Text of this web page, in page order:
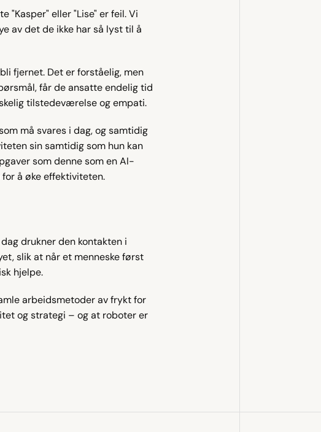
"Kasper" eller "Lise" er feil. Vi
av det de ikke har så lyst til å
fjernet. Det er forståelig, men
får de ansatte endelig tid
tilstedeværelse og empati.
må svares i dag, og samtidig
sin samtidig som hun kan
som denne som en AI-
å øke effektiviteten.
drukner den kontakten i
slik at når et menneske først
hjelpe.
arbeidsmetoder av frykt for
og strategi – og at roboter er